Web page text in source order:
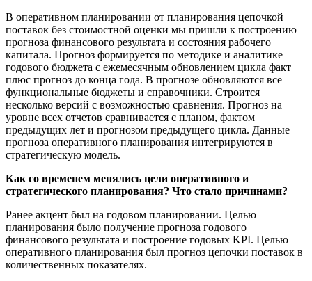
В оперативном планировании от планирования цепочкой
поставок без стоимостной оценки мы пришли к построению
прогноза финансового результата и состояния рабочего
капитала. Прогноз формируется по методике и аналитике
годового бюджета с ежемесячным обновлением цикла факт
плюс прогноз до конца года. В прогнозе обновляются все
функциональные бюджеты и справочники. Строится
несколько версий с возможностью сравнения. Прогноз на
уровне всех отчетов сравнивается с планом, фактом
предыдущих лет и прогнозом предыдущего цикла. Данные
прогноза оперативного планирования интегрируются в
стратегическую модель.
Как со временем менялись цели оперативного и
стратегического планирования? Что стало причинами?
Ранее акцент был на годовом планировании. Целью
планирования было получение прогноза годового
финансового результата и построение годовых KPI. Целью
оперативного планирования был прогноз цепочки поставок в
количественных показателях.